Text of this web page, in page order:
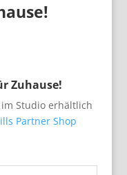
Zuhause!
Studio erhältlich
Partner Shop